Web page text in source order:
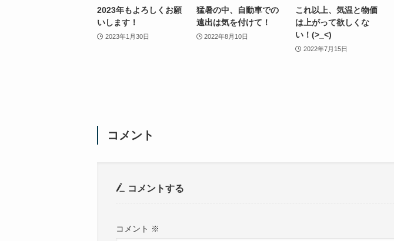
2023年もよろしくお願
いします！
2023年1月30日
猛暑の中、自動車での
遠出は気を付けて！
2022年8月10日
これ以上、気温と物価
は上がって欲しくな
い！(>_<)
2022年7月15日
コメント
コメントする
コメント ※